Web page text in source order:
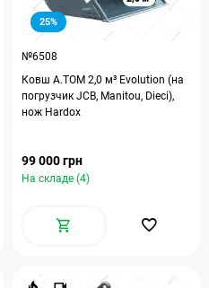
25%
№6508
Ковш A.TOM 2,0 м³ Evolution (на
погрузчик JCB, Manitou, Dieci),
нож Hardox
99 000 грн
На складе (4)